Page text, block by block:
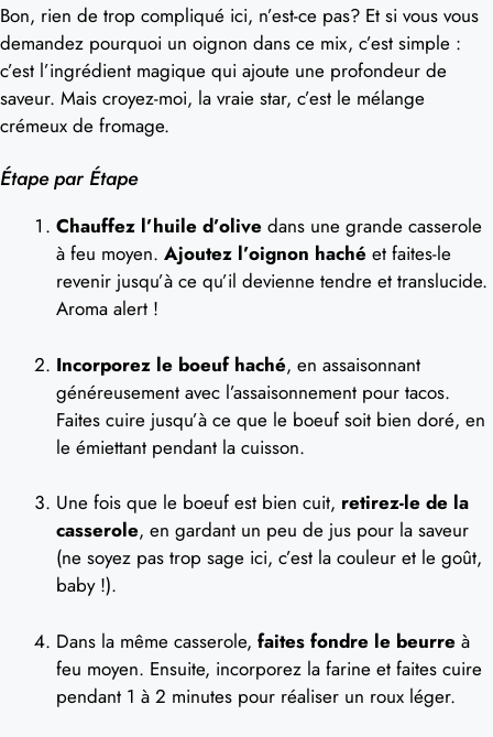
Bon, rien de trop compliqué ici, n’est-ce pas? Et si vous vous
demandez pourquoi un oignon dans ce mix, c’est simple :
c’est l’ingrédient magique qui ajoute une profondeur de
saveur. Mais croyez-moi, la vraie star, c’est le mélange
crémeux de fromage.
Étape par Étape
Chauffez l’huile d’olive dans une grande casserole
à feu moyen. Ajoutez l’oignon haché et faites-le
revenir jusqu’à ce qu’il devienne tendre et translucide.
Aroma alert !
Incorporez le boeuf haché, en assaisonnant
généreusement avec l’assaisonnement pour tacos.
Faites cuire jusqu’à ce que le boeuf soit bien doré, en
le émiettant pendant la cuisson.
Une fois que le boeuf est bien cuit, retirez-le de la
casserole, en gardant un peu de jus pour la saveur
(ne soyez pas trop sage ici, c’est la couleur et le goût,
baby !).
Dans la même casserole, faites fondre le beurre à
feu moyen. Ensuite, incorporez la farine et faites cuire
pendant 1 à 2 minutes pour réaliser un roux léger.